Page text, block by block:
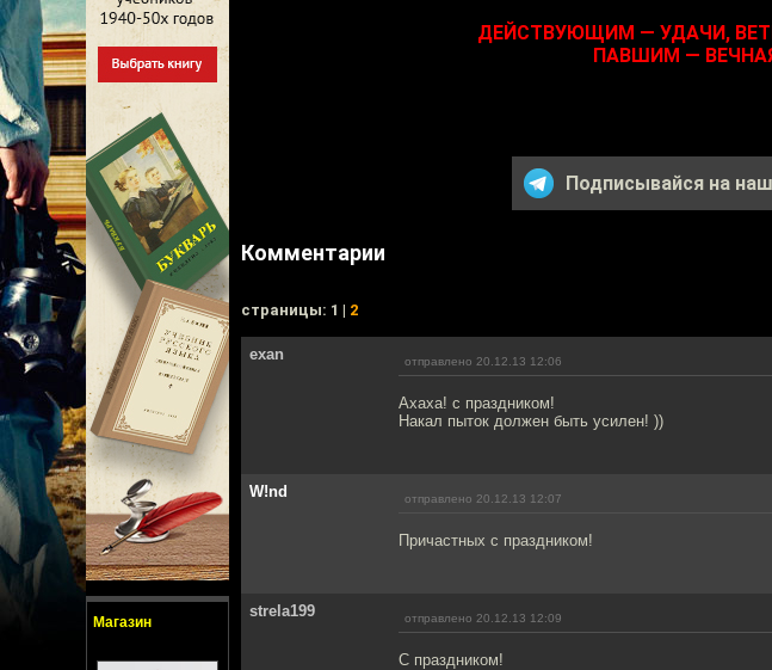
Магазин
ДЕЙСТВУЮЩИМ — УДАЧИ,
ПАВШИМ —
Подписывайся на наш
Комментарии
cтраницы: 1 | 2
exan отправлено 20.12.13 12:06
Ахаха! с праздником!
Накал пыток должен быть усилен! ))
W!nd отправлено 20.12.13 12:07
Причастных с праздником!
strela199 отправлено 20.12.13 12:09
С праздником!